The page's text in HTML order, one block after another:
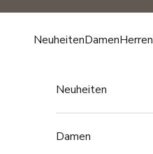
NeuheitenDamenHerren
Neuheiten
Damen